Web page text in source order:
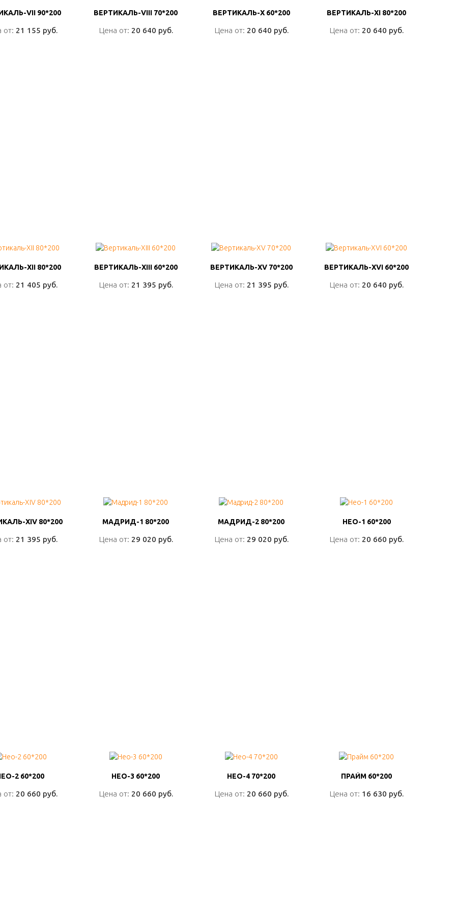
VII 90*200
от: 21 155 руб.
VII 90*200
от: 21 155 руб.
ВЕРТИКАЛЬ-VIII 70*200
Цена от: 20 640 руб.
ВЕРТИКАЛЬ-VIII 70*200
Цена от: 20 640 руб.
ВЕРТИКАЛЬ-X 60*200
Цена от: 20 640 руб.
ВЕРТИКАЛЬ-X 60*200
Цена от: 20 640 руб.
ВЕРТИКАЛЬ-XI 80*200
Цена от: 20 640 руб.
ВЕРТИКАЛЬ-XI 80*200
Цена от: 20 640 руб.
XII 80*200
от: 21 405 руб.
XII 80*200
от: 21 405 руб.
ВЕРТИКАЛЬ-XIII 60*200
Цена от: 21 395 руб.
ВЕРТИКАЛЬ-XIII 60*200
Цена от: 21 395 руб.
ВЕРТИКАЛЬ-XV 70*200
Цена от: 21 395 руб.
ВЕРТИКАЛЬ-XV 70*200
Цена от: 21 395 руб.
ВЕРТИКАЛЬ-XVI 60*200
Цена от: 20 640 руб.
ВЕРТИКАЛЬ-XVI 60*200
Цена от: 20 640 руб.
ХIV 80*200
от: 21 395 руб.
ХIV 80*200
от: 21 395 руб.
МАДРИД-1 80*200
Цена от: 29 020 руб.
МАДРИД-1 80*200
Цена от: 29 020 руб.
МАДРИД-2 80*200
Цена от: 29 020 руб.
МАДРИД-2 80*200
Цена от: 29 020 руб.
НЕО-1 60*200
Цена от: 20 660 руб.
НЕО-1 60*200
Цена от: 20 660 руб.
2 60*200
от: 20 660 руб.
2 60*200
от: 20 660 руб.
НЕО-3 60*200
Цена от: 20 660 руб.
НЕО-3 60*200
Цена от: 20 660 руб.
НЕО-4 70*200
Цена от: 20 660 руб.
НЕО-4 70*200
Цена от: 20 660 руб.
ПРАЙМ 60*200
Цена от: 16 630 руб.
ПРАЙМ 60*200
Цена от: 16 630 руб.